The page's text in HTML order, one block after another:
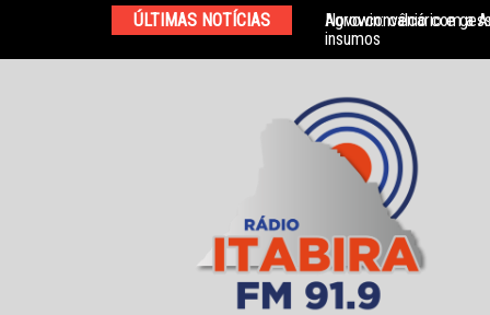
o
ÚLTIMAS NOTÍCIAS
Agrowin: calcário e
insumos
Novo convênio com a